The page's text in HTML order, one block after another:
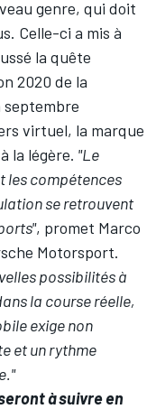
genre, qui doit
Celle-ci a mis à
la quête
2020 de la
septembre
virtuel, la marque
la légère. "Le
les compétences
se retrouvent
, promet Marco
Motorsport.
possibilités à
la course réelle,
exige non
et un rythme
à suivre en